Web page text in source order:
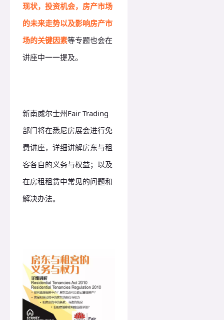
现状，投资机会，房产市场
的未来走势以及影响房产市
场的关键因素等专题也会在
讲座中一一提及。
新南威尔士州Fair Trading
部门将在悉尼房展会进行免
费讲座，详细讲解房东与租
客各自的义务与权益；以及
在房租租赁中常见的问题和
解决办法。